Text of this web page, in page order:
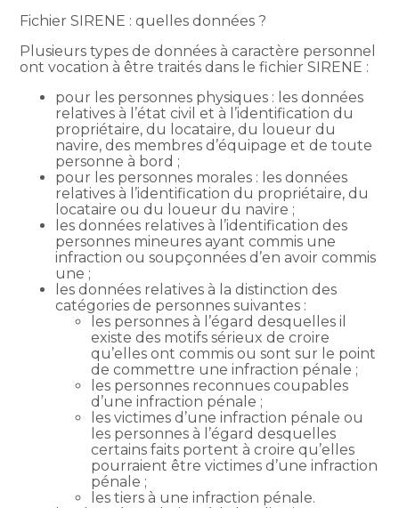
Fichier SIRENE : quelles données ?
Plusieurs types de données à caractère personnel
ont vocation à être traités dans le fichier SIRENE :
pour les personnes physiques : les données
relatives à l’état civil et à l’identification du
propriétaire, du locataire, du loueur du
navire, des membres d’équipage et de toute
personne à bord ;
pour les personnes morales : les données
relatives à l’identification du propriétaire, du
locataire ou du loueur du navire ;
les données relatives à l’identification des
personnes mineures ayant commis une
infraction ou soupçonnées d’en avoir commis
une ;
les données relatives à la distinction des
catégories de personnes suivantes :
les personnes à l’égard desquelles il
existe des motifs sérieux de croire
qu’elles ont commis ou sont sur le point
de commettre une infraction pénale ;
les personnes reconnues coupables
d’une infraction pénale ;
les victimes d’une infraction pénale ou
les personnes à l’égard desquelles
certains faits portent à croire qu’elles
pourraient être victimes d’une infraction
pénale ;
les tiers à une infraction pénale.